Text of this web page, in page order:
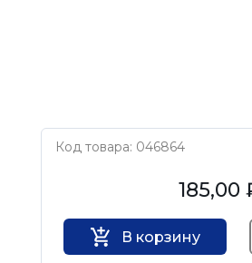
Код товара: 046864
185,00
В корзину